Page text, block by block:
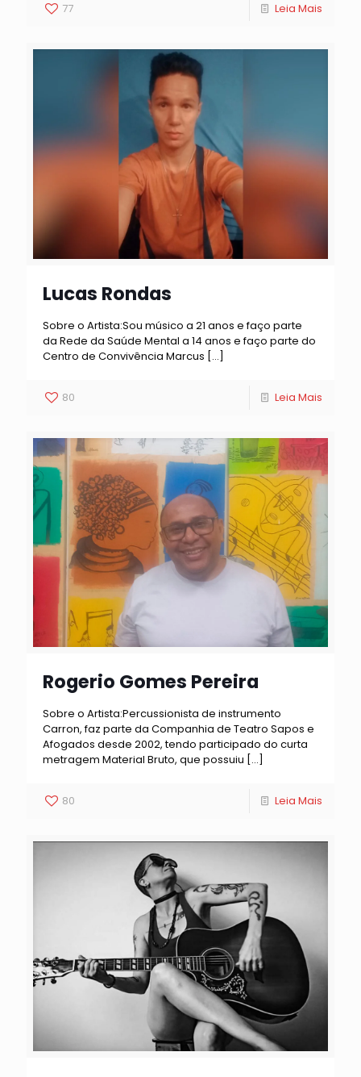
77 Leia Mais
Lucas Rondas
Sobre o Artista:Sou músico a 21 anos e faço parte
da Rede da Saúde Mental a 14 anos e faço parte do
Centro de Convivência Marcus […]
80 Leia Mais
Rogerio Gomes Pereira
Sobre o Artista:Percussionista de instrumento
Carron, faz parte da Companhia de Teatro Sapos e
Afogados desde 2002, tendo participado do curta
metragem Material Bruto, que possuiu […]
80 Leia Mais